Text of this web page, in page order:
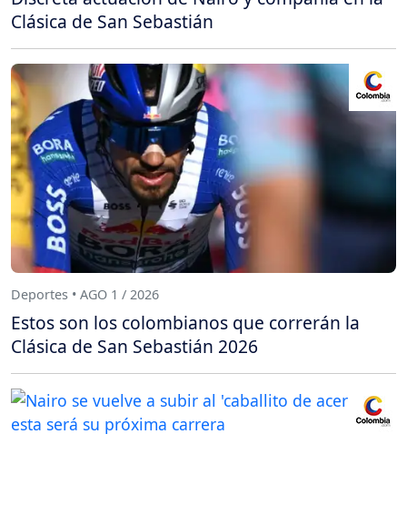
Clásica de San Sebastián
Deportes • AGO 1 / 2026
Estos son los colombianos que correrán la
Clásica de San Sebastián 2026